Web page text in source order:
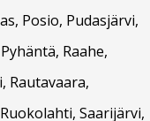
Posio, Pudasjärvi,
Raahe,
Rautavaara,
Saarijärvi,